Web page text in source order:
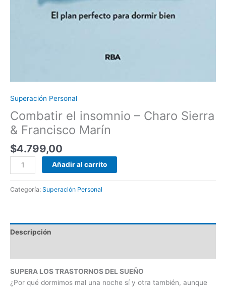
Superación Personal
Combatir el insomnio – Charo Sierra
& Francisco Marín
$4.799,00
Añadir al carrito
Categoría: Superación Personal
Descripción
SUPERA LOS TRASTORNOS DEL SUEÑO
¿Por qué dormimos mal una noche sí y otra también, aunque